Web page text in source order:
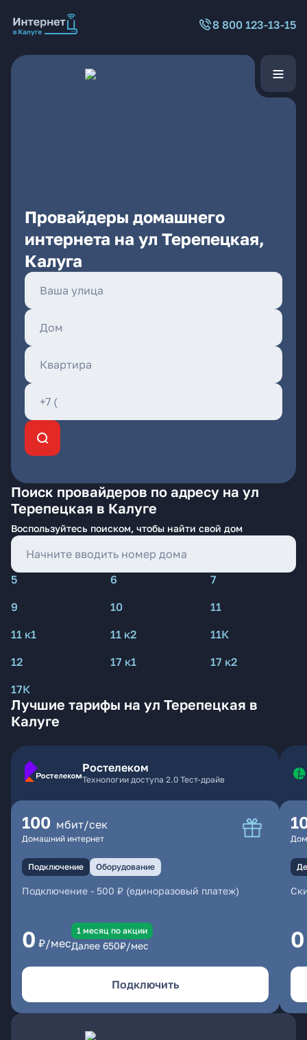
8 800 123-13-15
Провайдеры домашнего
интернета на ул Терепецкая,
Калуга
Поиск провайдеров по адресу на ул
Терепецкая в Калуге
Воспользуйтесь поиском, чтобы найти свой дом
5 6
7
9
10
11
11 к1
11 к2
11К
12
17 к1
17 к2
17К
Лучшие тарифы на ул Терепецкая в
Калуге
Ростелеком
Технологии доступа 2.0 Тест-драйв
100 мбит/сек
Домашний интернет
Подключение Оборудование
Подключение - 500 ₽ (единоразовый платеж)
0 ₽/мес
1 месяц по акции
Далее 650₽/мес
Подключить
0